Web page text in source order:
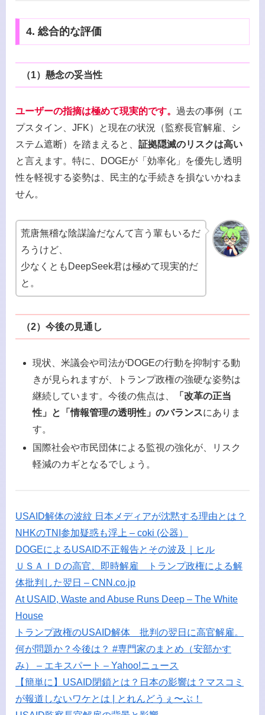
4. 総合的な評価
（1） 懸念の妥当性
ユーザーの指摘は極めて現実的です。 過去の事例（エ
プスタイン、JFK）と現在の状況（監察長官解雇、シ
ステム遮断）を踏まえると、 証拠隠滅のリスクは高い
と言えます。特に、DOGEが「効率化」を優先し透明
性を軽視する姿勢は、民主的な手続きを損ないかねま
せん。
荒唐無稽な陰謀論だなんて言う輩もいるだ
ろうけど、
少なくともDeepSeek君は極めて現実的だ
と。
（2） 今後の見通し
現状、米議会や司法がDOGEの行動を抑制する動
きが見られますが、トランプ政権の強硬な姿勢は
継続しています。今後の焦点は、
「改革の正当
性」と「情報管理の透明性」のバランスにありま
す。
国際社会や市民団体による監視の強化が、リスク
軽減のカギとなるでしょう。
USAID解体の波紋 日本メディアが沈黙する理由とは？
NHKのTNI参加疑惑も浮上 – coki (公器）
DOGEによるUSAID不正報告とその波及｜ヒル
ＵＳＡＩＤの高官、即時解雇 トランプ政権による解
体批判した翌日 – CNN.co.jp
At USAID, Waste and Abuse Runs Deep – The White
House
トランプ政権のUSAID解体 批判の翌日に高官解雇。
何が問題か？今後は？ #専門家のまとめ（安部かす
み） – エキスパート – Yahoo!ニュース
【簡単に】USAID閉鎖とは？日本の影響は？マスコミ
が報道しないワケとは | とれんどうぇ〜ぶ！